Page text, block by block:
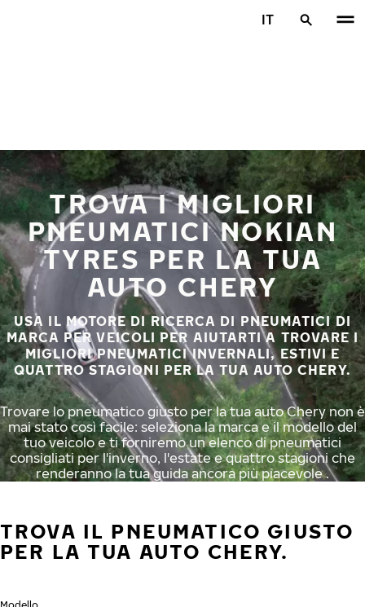
IT
TROVA I MIGLIORI
PNEUMATICI NOKIAN
TYRES PER LA TUA
AUTO CHERY
USA IL MOTORE DI RICERCA DI PNEUMATICI DI
MARCA PER VEICOLI PER AIUTARTI A TROVARE I
MIGLIORI PNEUMATICI INVERNALI, ESTIVI E
QUATTRO STAGIONI PER LA TUA AUTO CHERY.
Trovare lo pneumatico giusto per la tua auto Chery non è
mai stato così facile: seleziona la marca e il modello del
tuo veicolo e ti forniremo un elenco di pneumatici
consigliati per l'inverno, l'estate e quattro stagioni che
renderanno la tua guida ancora più piacevole .
TROVA IL PNEUMATICO GIUSTO
PER LA TUA AUTO CHERY.